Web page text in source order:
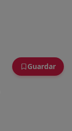
Guardar